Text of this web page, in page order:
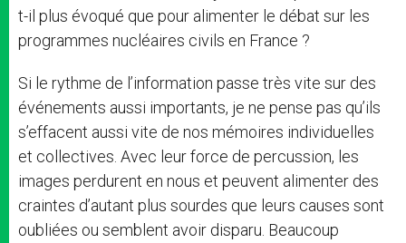
t-il plus évoqué que pour alimenter le débat sur les
programmes nucléaires civils en France ?
Si le rythme de l’information passe très vite sur des
événements aussi importants, je ne pense pas qu’ils
s’effacent aussi vite de nos mémoires individuelles
et collectives. Avec leur force de percussion, les
images perdurent en nous et peuvent alimenter des
craintes d’autant plus sourdes que leurs causes sont
oubliées ou semblent avoir disparu. Beaucoup